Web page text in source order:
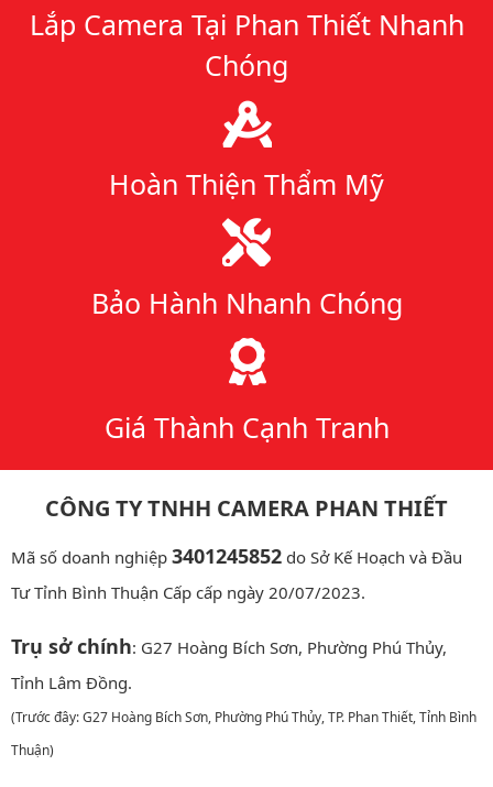
Lắp Camera Tại Phan Thiết Nhanh
Chóng
Hoàn Thiện Thẩm Mỹ
Bảo Hành Nhanh Chóng
Giá Thành Cạnh Tranh
CÔNG TY TNHH CAMERA PHAN THIẾT
Mã số doanh nghiệp 3401245852 do Sở Kế Hoạch và Đầu
Tư Tỉnh Bình Thuận Cấp cấp ngày 20/07/2023.
Trụ sở chính: G27 Hoàng Bích Sơn, Phường Phú Thủy,
Tỉnh Lâm Đồng.
(Trước đây: G27 Hoàng Bích Sơn, Phường Phú Thủy, TP. Phan Thiết, Tỉnh Bình
Thuận)